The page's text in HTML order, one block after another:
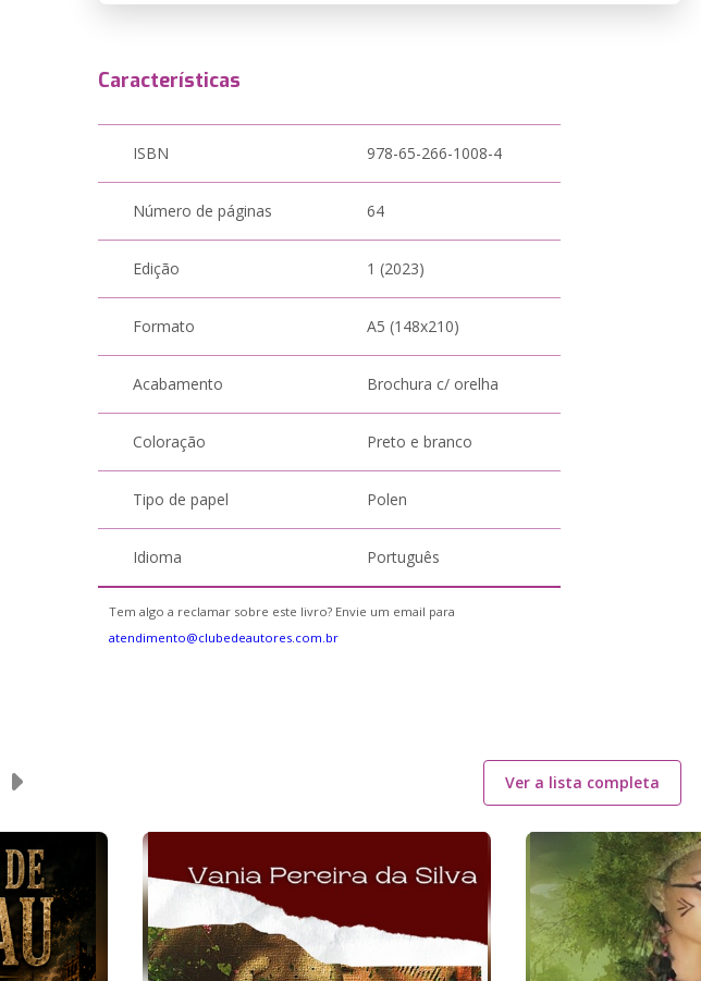
Características
ISBN 978-65-266-1008-4
Número de páginas 64
Edição 1 (2023)
Formato A5 (148x210)
Acabamento Brochura c/ orelha
Coloração Preto e branco
Tipo de papel Polen
Idioma Português
Tem algo a reclamar sobre este livro? Envie um email para
atendimento@clubedeautores.com.br
Ver a lista completa